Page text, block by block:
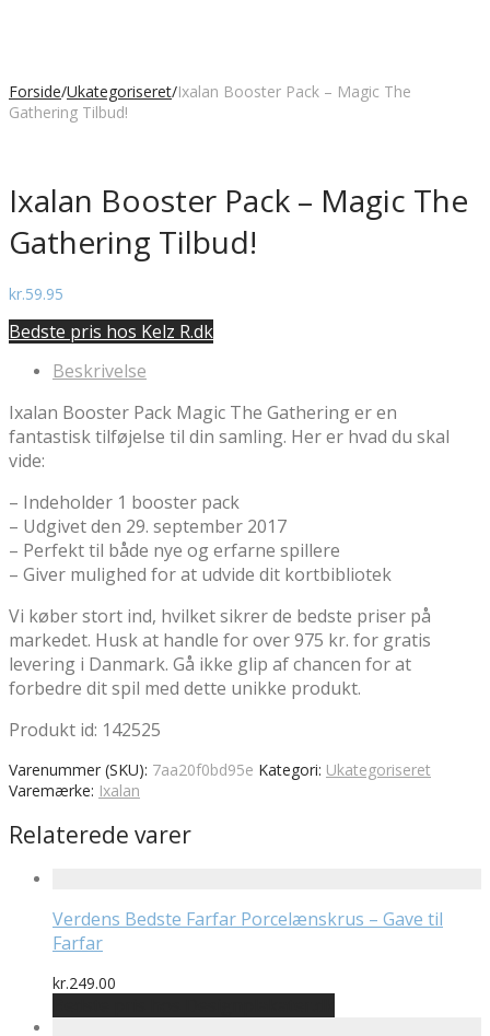
Forside/Ukategoriseret/Ixalan Booster Pack – Magic The
Gathering Tilbud!
Ixalan Booster Pack – Magic The
Gathering Tilbud!
kr.59.95
Bedste pris hos Kelz R.dk
Beskrivelse
Ixalan Booster Pack Magic The Gathering er en
fantastisk tilføjelse til din samling. Her er hvad du skal
vide:
– Indeholder 1 booster pack
– Udgivet den 29. september 2017
– Perfekt til både nye og erfarne spillere
– Giver mulighed for at udvide dit kortbibliotek
Vi køber stort ind, hvilket sikrer de bedste priser på
markedet. Husk at handle for over 975 kr. for gratis
levering i Danmark. Gå ikke glip af chancen for at
forbedre dit spil med dette unikke produkt.
Produkt id: 142525
Varenummer (SKU): 7aa20f0bd95e Kategori: Ukategoriseret
Varemærke: Ixalan
Relaterede varer
Verdens Bedste Farfar Porcelænskrus – Gave til
Farfar
kr.249.00